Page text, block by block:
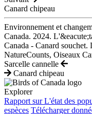
Canard chipeau
Environnement et
Canada. 2024.
Canada - Canard souchet.
NatureCounts, Oiseaux
Sarcelle cannelle
Canard chipeau
Explorer
Rapport sur L'état des
espèces Télécharger